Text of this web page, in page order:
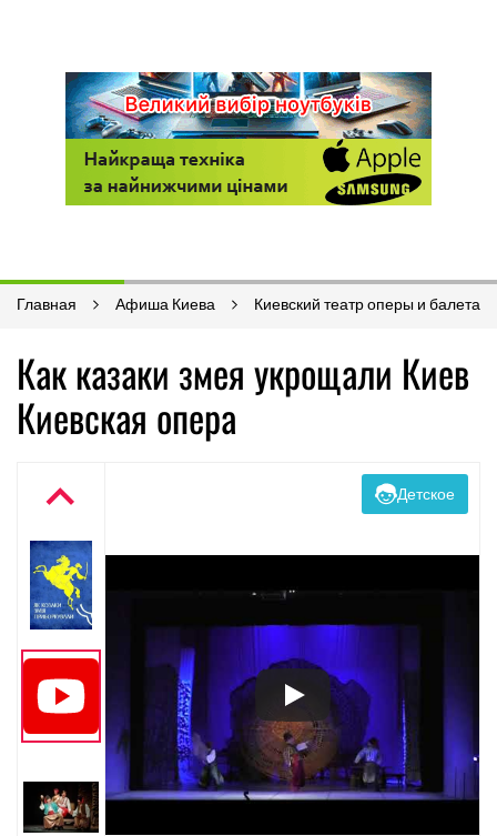
Главная Афиша Киева Киевский театр оперы и балета
Как казаки змея укрощали Киев
Киевская опера
Детское